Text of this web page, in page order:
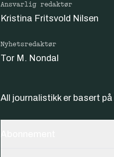
Ansvarlig redaktør
Kristina Fritsvold Nilsen
Nyhetsredaktør
Tor M. Nondal
All journalistikk er basert på